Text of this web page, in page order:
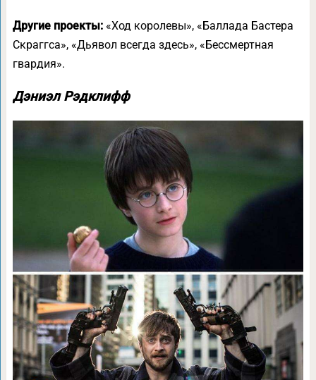
Другие проекты: «Ход королевы», «Баллада Бастера
Скраггса», «Дьявол всегда здесь», «Бессмертная
гвардия».
Дэниэл Рэдклифф